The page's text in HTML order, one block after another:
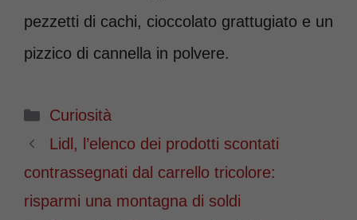
pezzetti di cachi, cioccolato grattugiato e un
pizzico di cannella in polvere.
Categorie
Curiosità
Lidl, l’elenco dei prodotti scontati
contrassegnati dal carrello tricolore:
risparmi una montagna di soldi